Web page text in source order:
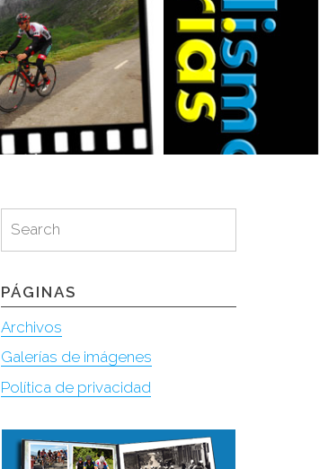
for:
Search
PÁGINAS
Archivos
Galerías de imágenes
Política de privacidad